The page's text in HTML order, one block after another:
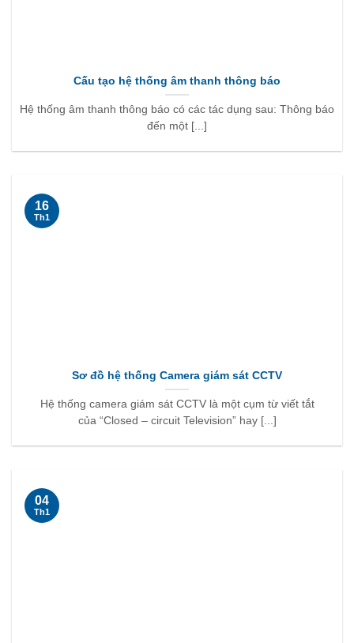
Cấu tạo hệ thống âm thanh thông báo
Hệ thống âm thanh thông báo có các tác dụng sau: Thông báo
đến một [...]
Sơ đồ hệ thống Camera giám sát CCTV
Hệ thống camera giám sát CCTV là một cụm từ viết tắt
của “Closed – circuit Television” hay [...]
16
Th1
04
Th1